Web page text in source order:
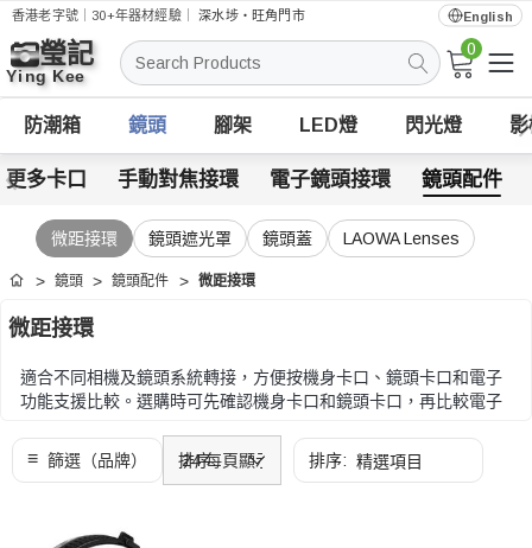
香港老字號｜30+年器材經驗｜深水埗・旺角門市 English
搜
索
0
防潮箱 鏡頭 腳架 LED燈 閃光燈
更多卡口 手動對焦接環 電子鏡頭接環 鏡頭配件
微距接環 鏡頭遮光罩 鏡頭蓋 LAOWA Lenses
首頁 鏡頭 鏡頭配件 微距接環
微距接環
適合不同相機及鏡頭系統轉接，方便按機身卡口、鏡頭卡口和電子
功能支援比較。選購時可先確認機身卡口和鏡頭卡口，再比較電子
選購時可先確認機身卡口和鏡頭卡口，再比較電子功能、對焦支
援、厚度和安裝方式。